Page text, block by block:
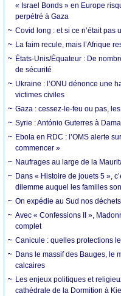
« Israel Bonds » en Europe
perpétré à Gaza
Covid long : et si ce n’était
La faim recule, mais l’Afrique
États-Unis/Équateur : De
de sécurité
Ukraine : l’ONU dénonce une
victimes civiles
Gaza : cessez-le-feu ou pas,
Syrie : António Guterres à
Ebola en RDC : l’OMS alerte
commencer »
Naufrages au large de la
Dans « Histoire de jouets 5 »,
dilemme auquel les familles
On expédie au Sud nos
Avec « Confessions II »,
complet
Canicule : quelles protections
Dans le massif des Bauges, le
calcaires
Les enjeux politiques et
cathédrale de la Dormition à